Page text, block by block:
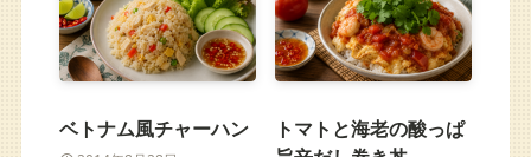
ベトナム風チャーハン
トマトと海老の酸っぱ